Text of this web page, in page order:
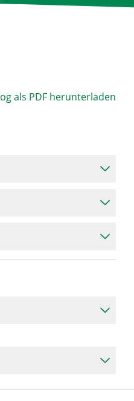
als PDF herunterladen